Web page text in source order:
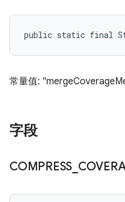
public static final String
常量值:
字段
COMPRESS